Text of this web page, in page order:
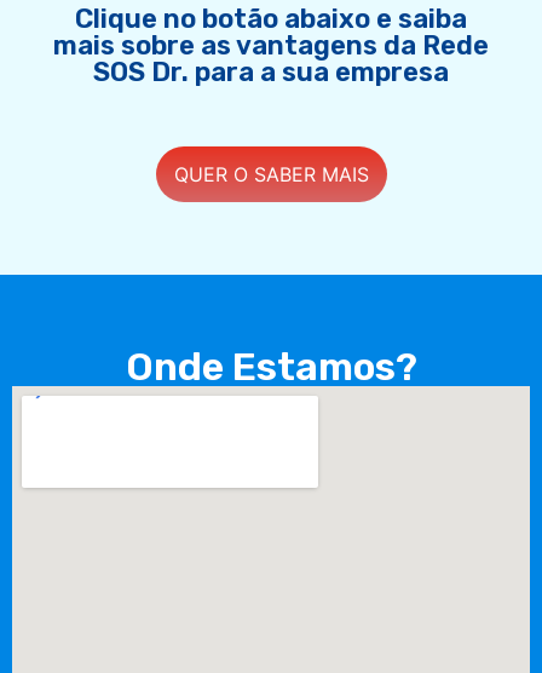
Clique no botão abaixo e saiba
mais sobre as vantagens da Rede
SOS Dr. para a sua empresa
QUER O SABER MAIS
Onde Estamos?